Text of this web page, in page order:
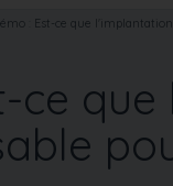
: Est-ce que
ce